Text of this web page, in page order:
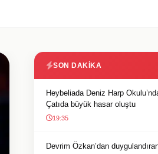
SON DAKIKA
Heybeliada Deniz Harp
Çatıda büyük hasar oluştu
19:35
Devrim Özkan’dan